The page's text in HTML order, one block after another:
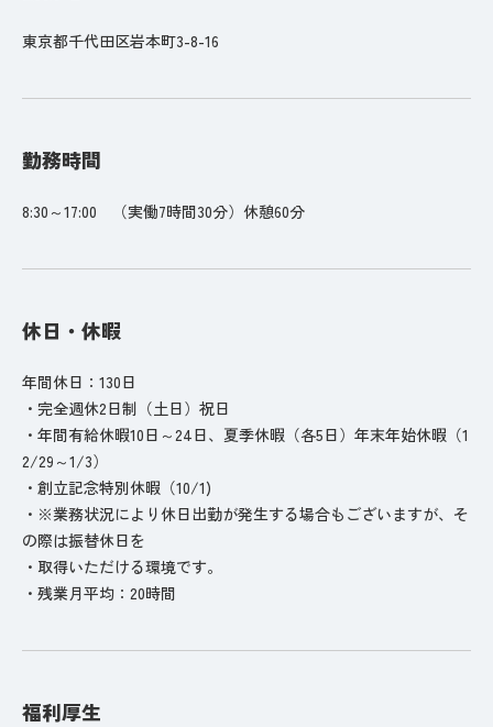
東京都千代田区岩本町3-8-16
勤務時間
8:30～17:00 （実働7時間30分）休憩60分
休日・休暇
年間休日：130日
・完全週休2日制（土日）祝日
・年間有給休暇10日～24日、夏季休暇（各5日）年末年始休暇（1
2/29～1/3）
・創立記念特別休暇（10/1)
・※業務状況により休日出勤が発生する場合もございますが、そ
の際は振替休日を
・取得いただける環境です。
・残業月平均：20時間
福利厚生